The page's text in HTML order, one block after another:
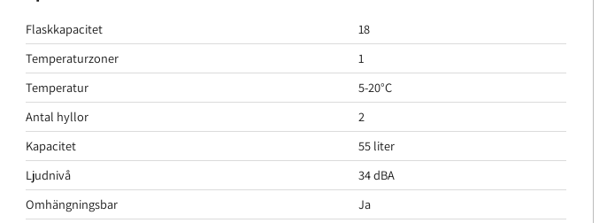
Flaskkapacitet
18
Temperaturzoner
1
Temperatur
5-20°C
Antal hyllor
2
Kapacitet
55 liter
Ljudnivå
34 dBA
Omhängningsbar
Ja